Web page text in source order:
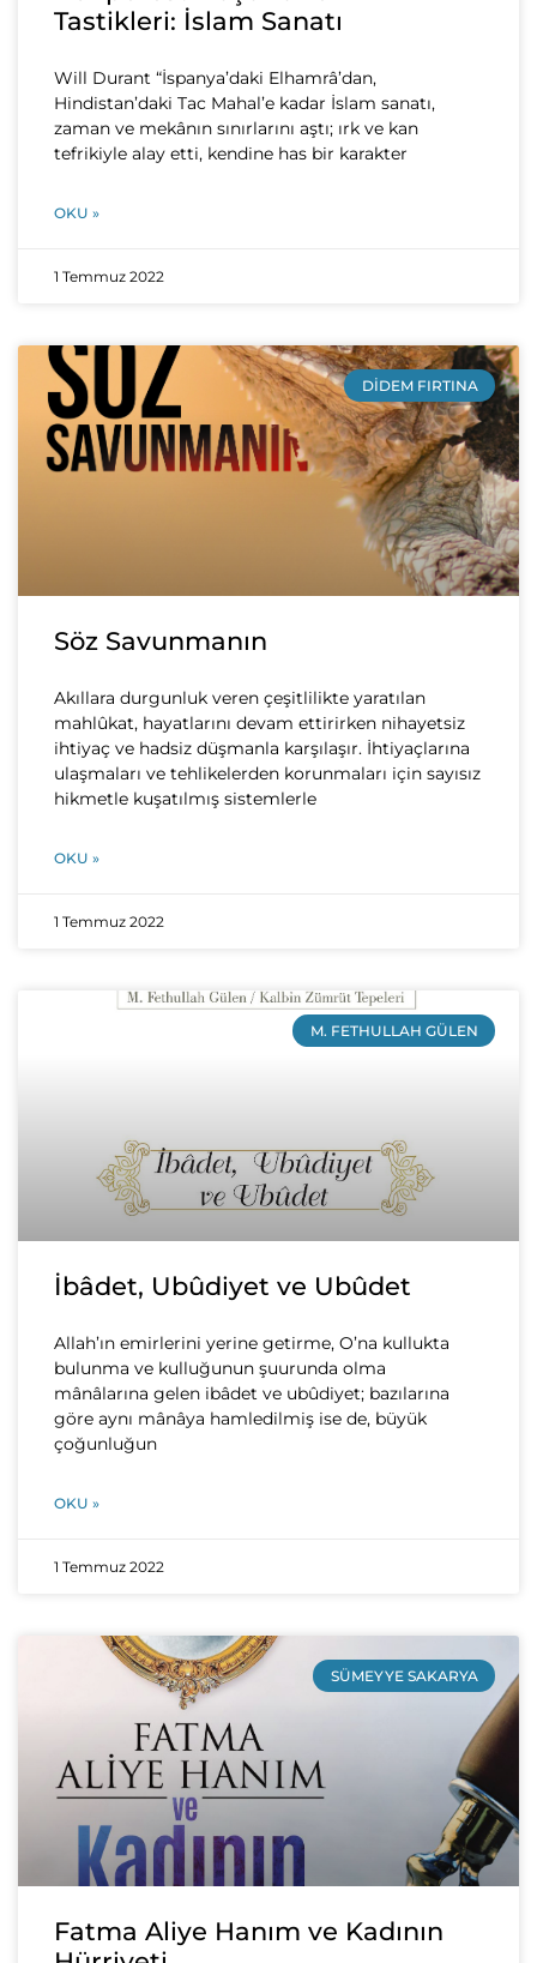
Tastikleri: İslam Sanatı
Will Durant “İspanya’daki Elhamrâ’dan,
Hindistan’daki Tac Mahal’e kadar İslam sanatı,
zaman ve mekânın sınırlarını aştı; ırk ve kan
tefrikiyle alay etti, kendine has bir karakter
OKU »
1 Temmuz 2022
DIDEM FIRTINA
Söz Savunmanın
Akıllara durgunluk veren çeşitlilikte yaratılan
mahlûkat, hayatlarını devam ettirirken nihayetsiz
ihtiyaç ve hadsiz düşmanla karşılaşır. İhtiyaçlarına
ulaşmaları ve tehlikelerden korunmaları için sayısız
hikmetle kuşatılmış sistemlerle
OKU »
1 Temmuz 2022
M. FETHULLAH GÜLEN
İbâdet, Ubûdiyet ve Ubûdet
Allah’ın emirlerini yerine getirme, O’na kullukta
bulunma ve kulluğunun şuurunda olma
mânâlarına gelen ibâdet ve ubûdiyet; bazılarına
göre aynı mânâya hamledilmiş ise de, büyük
çoğunluğun
OKU »
1 Temmuz 2022
SÜMEYYE SAKARYA
Fatma Aliye Hanım ve Kadının